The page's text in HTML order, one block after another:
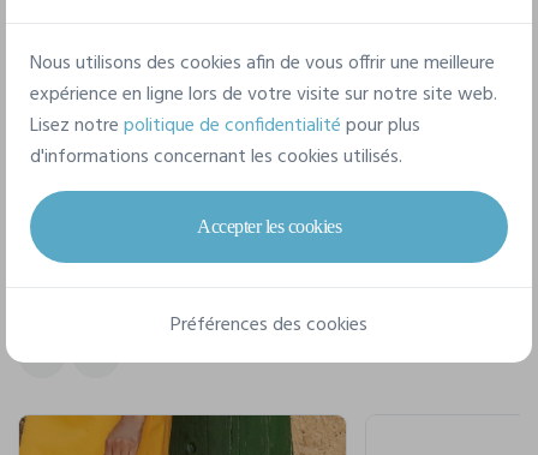
Fiche technique
Nous utilisons des cookies afin de vous offrir une meilleure
expérience en ligne lors de votre visite sur notre site web.
Lisez notrepolitique de confidentialitépour plus
d'informations concernant les cookies utilisés.
Accepter les cookies
Préférences des cookies